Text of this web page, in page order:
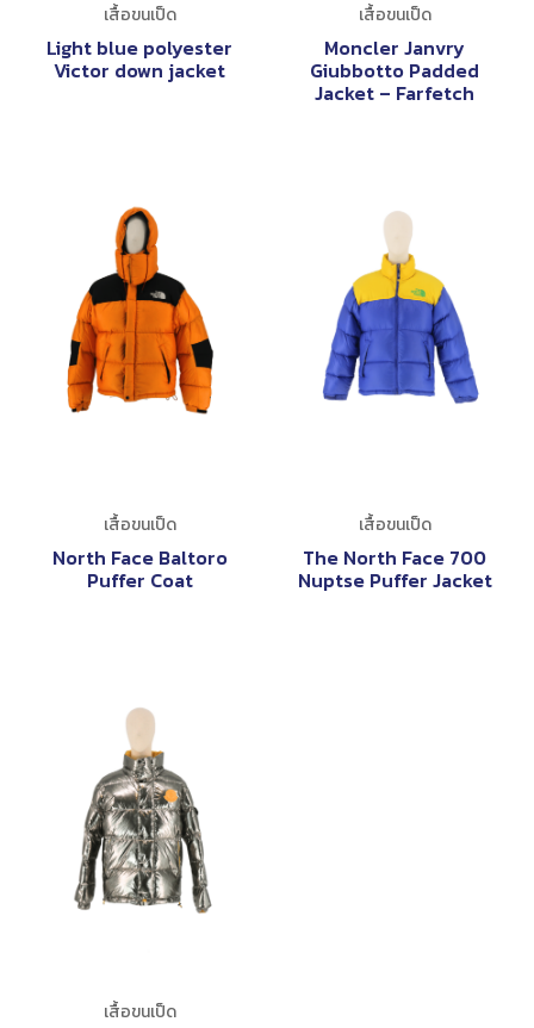
เสื้อขนเป็ด
Light blue polyester
Victor down jacket
เสื้อขนเป็ด
Moncler Janvry
Giubbotto Padded
Jacket – Farfetch
เสื้อขนเป็ด
North Face Baltoro
Puffer Coat
เสื้อขนเป็ด
The North Face 700
Nuptse Puffer Jacket
เสื้อขนเป็ด